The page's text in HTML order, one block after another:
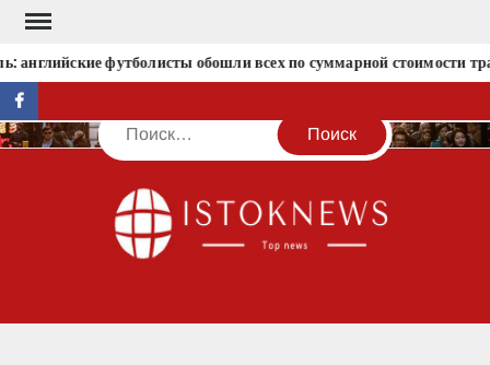
Перейти
содержимому
английские футболисты обошли всех по суммарной стоимости
facebook
Поиск